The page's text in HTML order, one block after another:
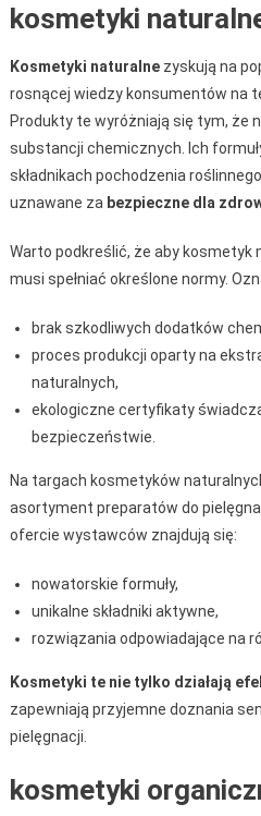
kosmetyki
Kosmetyki naturalnezyskują na
rosnącej wiedzy konsumentów na
Produkty te wyróżniają się tym, że
substancji chemicznych. Ich
składnikach pochodzenia
uznawane za bezpieczne dla
Warto podkreślić, że aby kosmetyk
musi spełniać określone normy.
brak szkodliwych dodatków
proces produkcji oparty na
naturalnych,
ekologiczne certyfikaty
bezpieczeństwie.
Na targach kosmetyków
asortyment preparatów do
ofercie wystawców znajdują się:
nowatorskie formuły,
unikalne składniki aktywne,
rozwiązania odpowiadające na
Kosmetyki te nie tylko działają
zapewniają przyjemne doznania
pielęgnacji.
kosmetyki